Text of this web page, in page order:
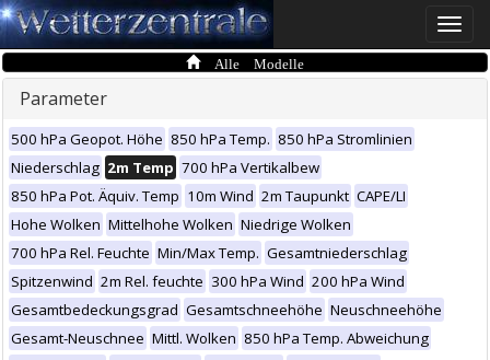
Toggle
Alle Modelle
Parameter
500 hPa Geopot. Höhe 850 hPa Temp. 850 hPa Stromlinien
Niederschlag 2m Temp 700 hPa Vertikalbew
850 hPa Pot. Äquiv. Temp 10m Wind 2m Taupunkt CAPE/LI
Hohe Wolken Mittelhohe Wolken Niedrige Wolken
700 hPa Rel. Feuchte Min/Max Temp. Gesamtniederschlag
Spitzenwind 2m Rel. feuchte 300 hPa Wind 200 hPa Wind
Gesamtbedeckungsgrad Gesamtschneehöhe Neuschneehöhe
Gesamt-Neuschnee Mittl. Wolken 850 hPa Temp. Abweichung